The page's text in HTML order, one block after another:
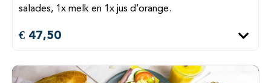
salades, 1x melk en 1x jus d’orange.
€ 47,50